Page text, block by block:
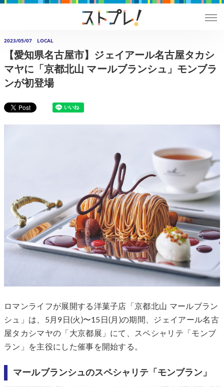
2023/05/07 LOCAL
【愛知県名古屋市】ジェイアール名古屋タカシ
マヤに「京都北山 マールブランシュ」モンブラ
ンが初登場
ロマンライフが展開する洋菓子店「京都北山 マールブラン
シュ」は、5月9日(火)〜15日(月)の期間、ジェイアール名古
屋タカシマヤの「大京都展」にて、スペシャリテ「モンブ
ラン」を主役にした催事を開始する。
マールブランシュのスペシャリテ「モンブラン」